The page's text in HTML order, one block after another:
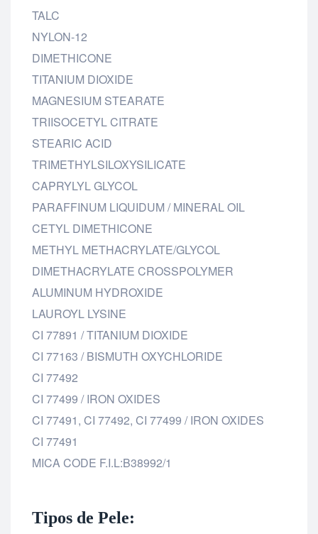
TALC
NYLON-12
DIMETHICONE
TITANIUM DIOXIDE
MAGNESIUM STEARATE
TRIISOCETYL CITRATE
STEARIC ACID
TRIMETHYLSILOXYSILICATE
CAPRYLYL GLYCOL
PARAFFINUM LIQUIDUM / MINERAL OIL
CETYL DIMETHICONE
METHYL METHACRYLATE/GLYCOL
DIMETHACRYLATE CROSSPOLYMER
ALUMINUM HYDROXIDE
LAUROYL LYSINE
CI 77891 / TITANIUM DIOXIDE
CI 77163 / BISMUTH OXYCHLORIDE
CI 77492
CI 77499 / IRON OXIDES
CI 77491, CI 77492, CI 77499 / IRON OXIDES
CI 77491
MICA CODE F.I.L:B38992/1
Tipos de Pele: